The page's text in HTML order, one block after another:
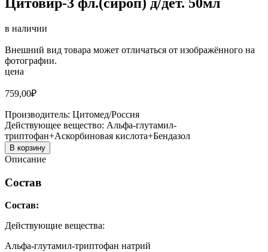
в наличии
Внешний вид товара может отличаться от изображённого на
фотографии.
цена
759,00₽
Производитель: Цитомед/Россия
Действующее вещество: Альфа-глутамил-
триптофан+Аскорбиновая кислота+Бендазол
В корзину
Описание
Состав
Состав:
Действующие вещества:
Альфа-глутамил-триптофан натрий